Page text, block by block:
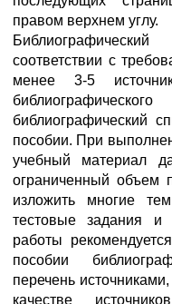
правом верхнем углу.
соответствии с
менее 3-5
библиографический
пособии. При
учебный материал
ограниченный объем
изложить многие
тестовые задания и
работы
пособии
перечень
качестве